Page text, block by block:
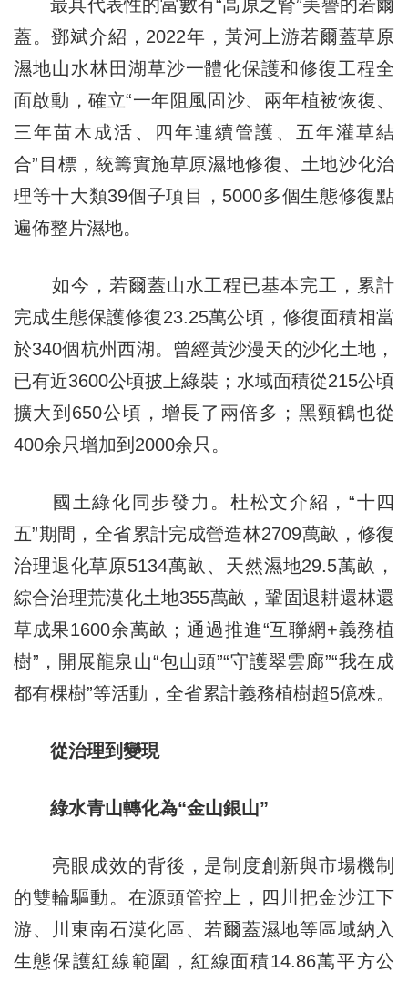
最具代表性的當數有“高原之腎”美譽的若爾
蓋。鄧斌介紹，2022年，黃河上游若爾蓋草原
濕地山水林田湖草沙一體化保護和修復工程全
面啟動，確立“一年阻風固沙、兩年植被恢復、
三年苗木成活、四年連續管護、五年灌草結
合”目標，統籌實施草原濕地修復、土地沙化治
理等十大類39個子項目，5000多個生態修復點
遍佈整片濕地。
如今，若爾蓋山水工程已基本完工，累計
完成生態保護修復23.25萬公頃，修復面積相當
於340個杭州西湖。曾經黃沙漫天的沙化土地，
已有近3600公頃披上綠裝；水域面積從215公頃
擴大到650公頃，增長了兩倍多；黑頸鶴也從
400余只增加到2000余只。
國土綠化同步發力。杜松文介紹，“十四
五”期間，全省累計完成營造林2709萬畝，修復
治理退化草原5134萬畝、天然濕地29.5萬畝，
綜合治理荒漠化土地355萬畝，鞏固退耕還林還
草成果1600余萬畝；通過推進“互聯網+義務植
樹”，開展龍泉山“包山頭”“守護翠雲廊”“我在成
都有棵樹”等活動，全省累計義務植樹超5億株。
從治理到變現
綠水青山轉化為“金山銀山”
亮眼成效的背後，是制度創新與市場機制
的雙輪驅動。在源頭管控上，四川把金沙江下
游、川東南石漠化區、若爾蓋濕地等區域納入
生態保護紅線範圍，紅線面積14.86萬平方公